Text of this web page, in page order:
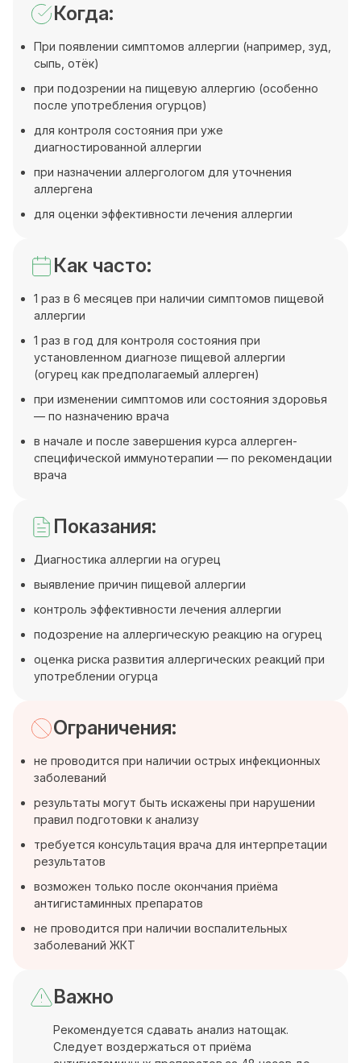
Когда:
При появлении симптомов аллергии (например, зуд,
сыпь, отёк)
при подозрении на пищевую аллергию (особенно
после употребления огурцов)
для контроля состояния при уже
диагностированной аллергии
при назначении аллергологом для уточнения
аллергена
для оценки эффективности лечения аллергии
Как часто:
1 раз в 6 месяцев при наличии симптомов пищевой
аллергии
1 раз в год для контроля состояния при
установленном диагнозе пищевой аллергии
(огурец как предполагаемый аллерген)
при изменении симптомов или состояния здоровья
— по назначению врача
в начале и после завершения курса аллерген-
специфической иммунотерапии — по рекомендации
врача
Показания:
Диагностика аллергии на огурец
выявление причин пищевой аллергии
контроль эффективности лечения аллергии
подозрение на аллергическую реакцию на огурец
оценка риска развития аллергических реакций при
употреблении огурца
Ограничения:
не проводится при наличии острых инфекционных
заболеваний
результаты могут быть искажены при нарушении
правил подготовки к анализу
требуется консультация врача для интерпретации
результатов
возможен только после окончания приёма
антигистаминных препаратов
не проводится при наличии воспалительных
заболеваний ЖКТ
Важно
Рекомендуется сдавать анализ натощак.
Следует воздержаться от приёма